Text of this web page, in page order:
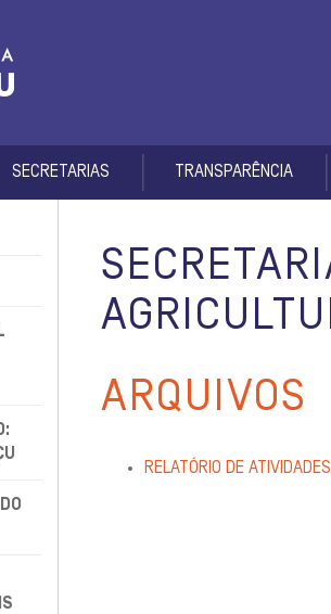
SECRETARIAS TRANSPARÊNCIA
ARQUIVOS
RELATÓRIO DE